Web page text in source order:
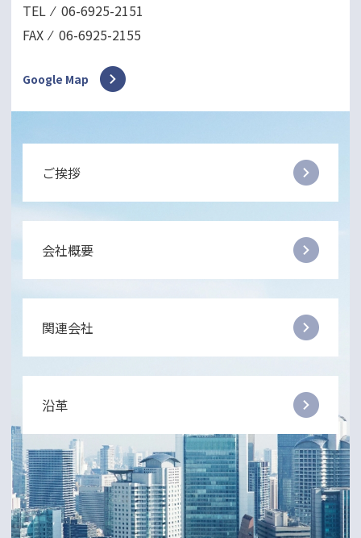
TEL ⁄ 06-6925-2151
FAX ⁄ 06-6925-2155
Google Map
ご挨拶
会社概要
関連会社
沿革